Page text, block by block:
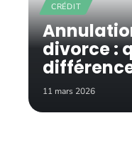
CRÉDIT
divorce :
11 mars 2026